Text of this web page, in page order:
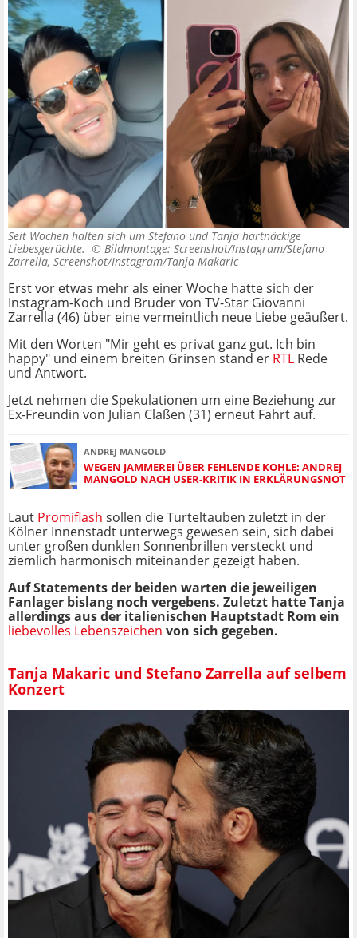
Seit Wochen halten sich um Stefano und Tanja hartnäckige
Liebesgerüchte. © Bildmontage: Screenshot/Instagram/Stefano
Zarrella, Screenshot/Instagram/Tanja Makaric
Erst vor etwas mehr als einer Woche hatte sich der
Instagram-Koch und Bruder von TV-Star Giovanni
Zarrella (46) über eine vermeintlich neue Liebe geäußert.
Mit den Worten "Mir geht es privat ganz gut. Ich bin
happy" und einem breiten Grinsen stand er RTL Rede
und Antwort.
Jetzt nehmen die Spekulationen um eine Beziehung zur
Ex-Freundin von Julian Claßen (31) erneut Fahrt auf.
ANDREJ MANGOLD
WEGEN JAMMEREI ÜBER FEHLENDE KOHLE: ANDREJ
MANGOLD NACH USER-KRITIK IN ERKLÄRUNGSNOT
Laut Promiflash sollen die Turteltauben zuletzt in der
Kölner Innenstadt unterwegs gewesen sein, sich dabei
unter großen dunklen Sonnenbrillen versteckt und
ziemlich harmonisch miteinander gezeigt haben.
Auf Statements der beiden warten die jeweiligen
Fanlager bislang noch vergebens. Zuletzt hatte Tanja
allerdings aus der italienischen Hauptstadt Rom ein
liebevolles Lebenszeichen von sich gegeben.
Tanja Makaric und Stefano Zarrella auf selbem
Konzert